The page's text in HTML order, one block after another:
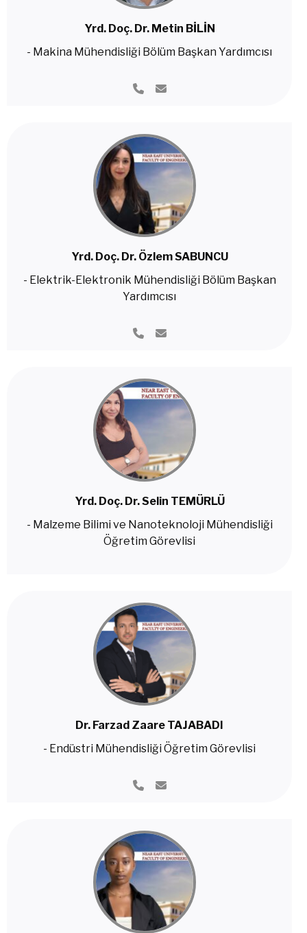
Yrd. Doç. Dr. Metin BİLİN
- Makina Mühendisliği Bölüm Başkan Yardımcısı
Yrd. Doç. Dr. Özlem SABUNCU
- Elektrik-Elektronik Mühendisliği Bölüm Başkan
Yardımcısı
Yrd. Doç. Dr. Selin TEMÜRLÜ
- Malzeme Bilimi ve Nanoteknoloji Mühendisliği
Öğretim Görevlisi
Dr. Farzad Zaare TAJABADI
- Endüstri Mühendisliği Öğretim Görevlisi